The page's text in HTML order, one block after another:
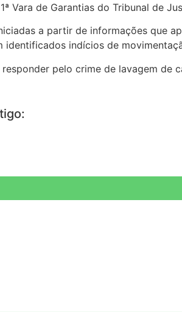
Vara de Garantias do Tribunal de
a partir de informações que
identificados indícios de
pelo crime de lavagem